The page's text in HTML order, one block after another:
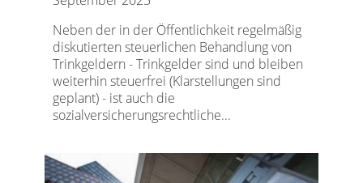
Neben der in der Öffentlichkeit regelmäßig
diskutierten steuerlichen Behandlung von
Trinkgeldern - Trinkgelder sind und bleiben
weiterhin steuerfrei (Klarstellungen sind
geplant) - ist auch die
sozialversicherungsrechtliche...